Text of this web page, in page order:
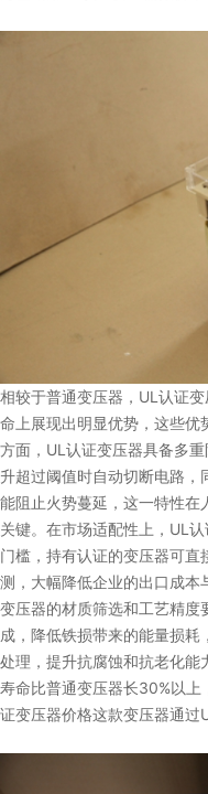
相较于普通变压器，UL认证
命上展现出明显优势，这些优
方面，UL认证变压器具备多
升超过阈值时自动切断电路
能阻止火势蔓延，这一特性在
关键。在市场适配性上，UL
门槛，持有认证的变压器可
测，大幅降低企业的出口成本
变压器的材质筛选和工艺精度
成，降低铁损带来的能量损
处理，提升抗腐蚀和抗老化能
寿命比普通变压器长30%以上
证变压器价格这款变压器通过